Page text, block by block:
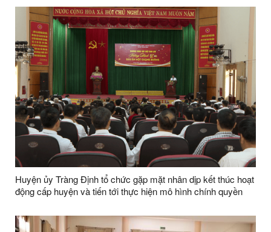
Huyện ủy Tràng Định tổ chức gặp mặt nhân dịp kết thúc hoạt
động cấp huyện và tiến tới thực hiện mô hình chính quyền